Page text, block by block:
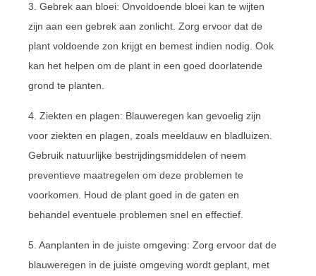
3. Gebrek aan bloei: Onvoldoende bloei kan te wijten
zijn aan een gebrek aan zonlicht. Zorg ervoor dat de
plant voldoende zon krijgt en bemest indien nodig. Ook
kan het helpen om de plant in een goed doorlatende
grond te planten.
4. Ziekten en plagen: Blauweregen kan gevoelig zijn
voor ziekten en plagen, zoals meeldauw en bladluizen.
Gebruik natuurlijke bestrijdingsmiddelen of neem
preventieve maatregelen om deze problemen te
voorkomen. Houd de plant goed in de gaten en
behandel eventuele problemen snel en effectief.
5. Aanplanten in de juiste omgeving: Zorg ervoor dat de
blauweregen in de juiste omgeving wordt geplant, met